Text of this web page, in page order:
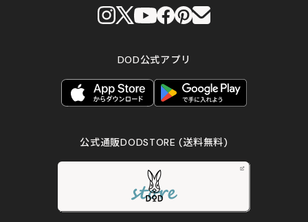
DOD公式アプリ
公式通販DODSTORE(送料無料)